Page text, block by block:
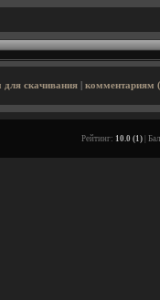
для скачивания комментариям
Рейтинг: 10.0 (1) |